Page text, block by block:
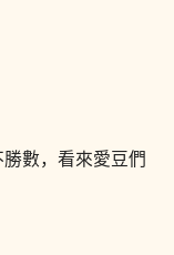
數，看來愛豆們